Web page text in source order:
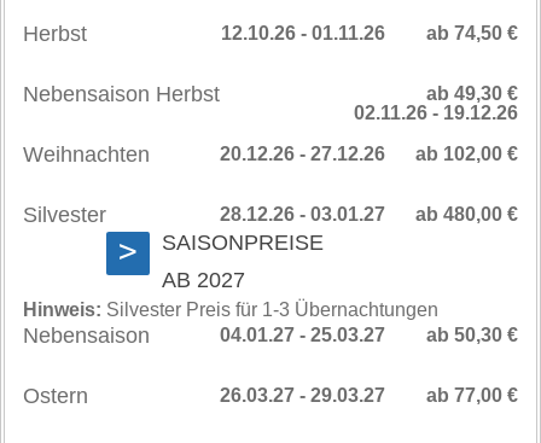
Herbst ab 74,50 €
12.10.26 - 01.11.26
Nebensaison Herbst
ab 49,30 €
02.11.26 - 19.12.26
Weihnachten ab 102,00 €
20.12.26 - 27.12.26
Silvester ab 480,00 €
28.12.26 - 03.01.27
>
SAISONPREISE
AB 2027
Hinweis: Silvester Preis für 1-3 Übernachtungen
Nebensaison ab 50,30 €
04.01.27 - 25.03.27
Ostern ab 77,00 €
26.03.27 - 29.03.27